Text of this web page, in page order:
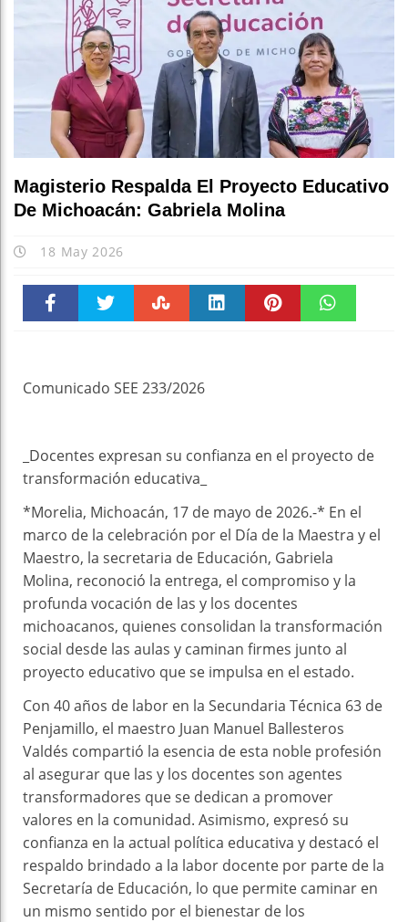
Magisterio Respalda El Proyecto Educativo
De Michoacán: Gabriela Molina
18 May 2026
Comunicado SEE 233/2026
_Docentes expresan su confianza en el proyecto de
transformación educativa_
*Morelia, Michoacán, 17 de mayo de 2026.-* En el
marco de la celebración por el Día de la Maestra y el
Maestro, la secretaria de Educación, Gabriela
Molina, reconoció la entrega, el compromiso y la
profunda vocación de las y los docentes
michoacanos, quienes consolidan la transformación
social desde las aulas y caminan firmes junto al
proyecto educativo que se impulsa en el estado.
Con 40 años de labor en la Secundaria Técnica 63 de
Penjamillo, el maestro Juan Manuel Ballesteros
Valdés compartió la esencia de esta noble profesión
al asegurar que las y los docentes son agentes
transformadores que se dedican a promover
valores en la comunidad. Asimismo, expresó su
confianza en la actual política educativa y destacó el
respaldo brindado a la labor docente por parte de la
Secretaría de Educación, lo que permite caminar en
un mismo sentido por el bienestar de los